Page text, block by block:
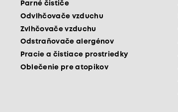
Parné čističe
Odvlhčovače vzduchu
Zvlhčovače vzduchu
Odstraňovače alergénov
Pracie a čistiace prostriedky
Oblečenie pre atopikov